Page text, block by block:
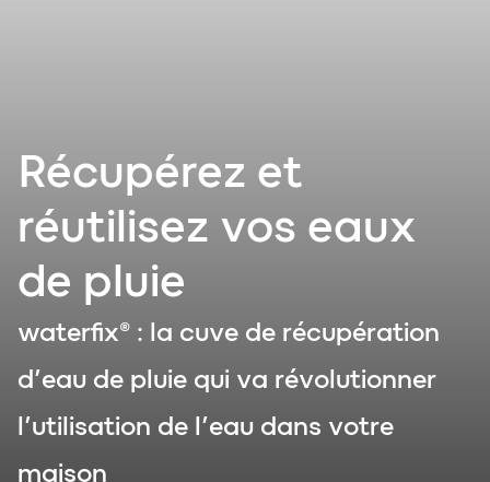
Récupérez et
réutilisez vos eaux
de pluie
waterfix® : la cuve de récupération
d’eau de pluie qui va révolutionner
l’utilisation de l’eau dans votre
maison